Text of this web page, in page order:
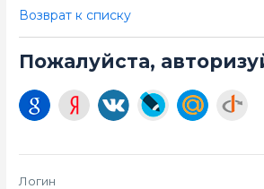
Возврат к списку
Пожалуйста,
Логин